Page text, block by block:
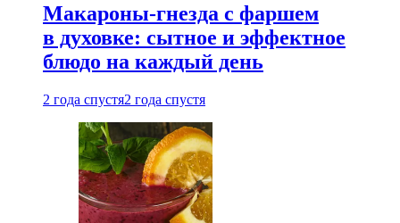
Макароны-гнезда с фаршем
в духовке: сытное и эффектное
блюдо на каждый день
2 года спустя2 года спустя